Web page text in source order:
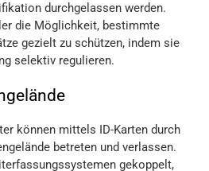
durchgelassen werden.
die Möglichkeit, bestimmte
gezielt zu schützen, indem sie
selektiv regulieren.
können mittels ID-Karten durch
betreten und verlassen.
gekoppelt,